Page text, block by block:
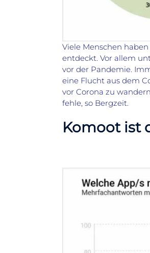
Viele Menschen
entdeckt. Vor allem
vor der Pandemie.
eine Flucht aus dem
vor Corona zu
fehle, so Bergzeit.
Komoot ist